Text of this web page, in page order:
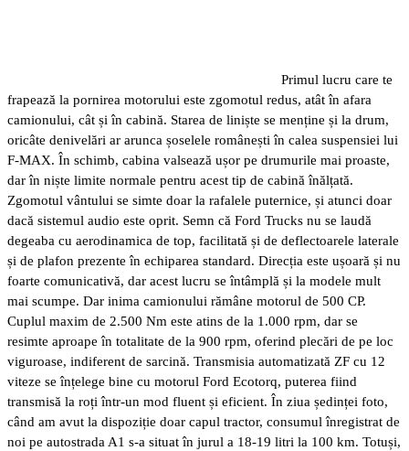
Primul lucru care te
frapează la pornirea motorului este zgomotul redus, atât în afara
camionului, cât și în cabină. Starea de liniște se menține și la drum,
oricâte denivelări ar arunca șoselele românești în calea suspensiei lui
F-MAX. În schimb, cabina valsează ușor pe drumurile mai proaste,
dar în niște limite normale pentru acest tip de cabină înălțată.
Zgomotul vântului se simte doar la rafalele puternice, și atunci doar
dacă sistemul audio este oprit. Semn că Ford Trucks nu se laudă
degeaba cu aerodinamica de top, facilitată și de deflectoarele laterale
și de plafon prezente în echiparea standard. Direcția este ușoară și nu
foarte comunicativă, dar acest lucru se întâmplă și la modele mult
mai scumpe. Dar inima camionului rămâne motorul de 500 CP.
Cuplul maxim de 2.500 Nm este atins de la 1.000 rpm, dar se
resimte aproape în totalitate de la 900 rpm, oferind plecări de pe loc
viguroase, indiferent de sarcină. Transmisia automatizată ZF cu 12
viteze se înțelege bine cu motorul Ford Ecotorq, puterea fiind
transmisă la roți într-un mod fluent și eficient. În ziua ședinței foto,
când am avut la dispoziție doar capul tractor, consumul înregistrat de
noi pe autostrada A1 s-a situat în jurul a 18-19 litri la 100 km. Totuși,